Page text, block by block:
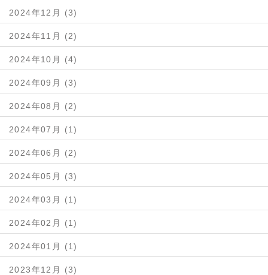
2024年12月 (3)
2024年11月 (2)
2024年10月 (4)
2024年09月 (3)
2024年08月 (2)
2024年07月 (1)
2024年06月 (2)
2024年05月 (3)
2024年03月 (1)
2024年02月 (1)
2024年01月 (1)
2023年12月 (3)